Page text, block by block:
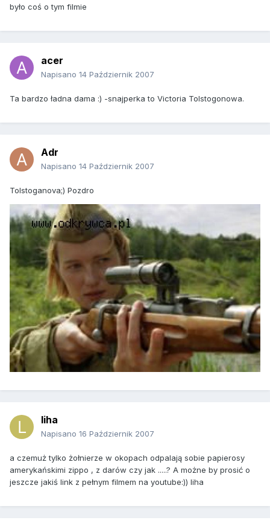
było coś o tym filmie
acer
Napisano 14 Październik 2007
Ta bardzo ładna dama :) -snajperka to Victoria Tolstogonowa.
Adr
Napisano 14 Październik 2007
Tolstoganova;) Pozdro
liha
Napisano 16 Październik 2007
a czemuż tylko żołnierze w okopach odpalają sobie papierosy
amerykańskimi zippo , z darów czy jak .....? A możne by prosić o
jeszcze jakiś link z pełnym filmem na youtube:)) liha